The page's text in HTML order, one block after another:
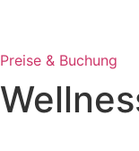
Preise & Buchung